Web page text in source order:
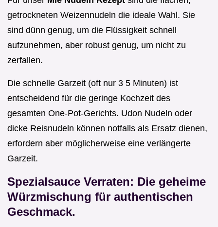
getrockneten Weizennudeln die ideale Wahl. Sie
sind dünn genug, um die Flüssigkeit schnell
aufzunehmen, aber robust genug, um nicht zu
zerfallen.
Die schnelle Garzeit (oft nur 3 5 Minuten) ist
entscheidend für die geringe Kochzeit des
gesamten One-Pot-Gerichts. Udon Nudeln oder
dicke Reisnudeln können notfalls als Ersatz dienen,
erfordern aber möglicherweise eine verlängerte
Garzeit.
Spezialsauce Verraten: Die geheime
Würzmischung für authentischen
Geschmack.